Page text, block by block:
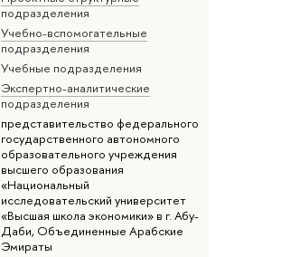
подразделения
Учебно-вспомогательные
подразделения
Учебные подразделения
Экспертно-аналитические
подразделения
представительство федерального
государственного автономного
образовательного учреждения
высшего образования
«Национальный
исследовательский университет
«Высшая школа экономики» в г. Абу-
Даби, Объединенные Арабские
Эмираты